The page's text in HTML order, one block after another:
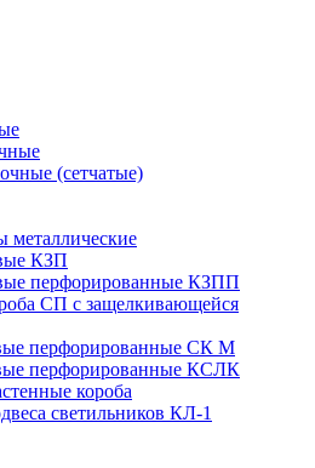
(сетчатые)
металлические
КЗП
перфорированные КЗПП
СП с защелкивающейся
перфорированные СК М
перфорированные КСЛК
короба
светильников КЛ-1